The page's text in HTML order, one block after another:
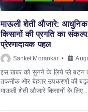
माऊली शेती औजारे:
किसानों की प्रगति का
प्रेरणादायक पहल
Sanket Morankar
इस खबर को सुनने के लिये प्ले बटन
तकनीक और बेहतर उपकरणों की
माऊली शेती औजारे किसानों के लिए…